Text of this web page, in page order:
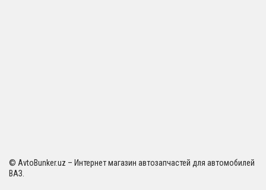
© AvtoBunker.uz – Интернет магазин автозапчастей для автомобилей
ВАЗ.